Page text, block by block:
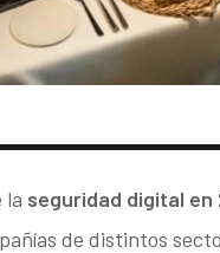
la seguridad digital en
de distintos